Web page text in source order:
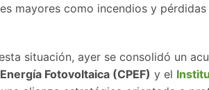
mayores como incendios y
situación, ayer se consolidó un
Fotovoltaica (CPEF) y el